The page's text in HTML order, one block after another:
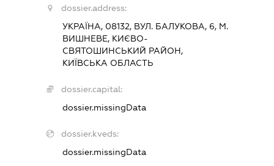
dossier.address:
УКРАЇНА, 08132, ВУЛ. БАЛУКОВА, 6, М.
ВИШНЕВЕ, КИЄВО-
СВЯТОШИНСЬКИЙ РАЙОН,
КИЇВСЬКА ОБЛАСТЬ
dossier.capital:
dossier.missingData
dossier.kveds:
dossier.missingData